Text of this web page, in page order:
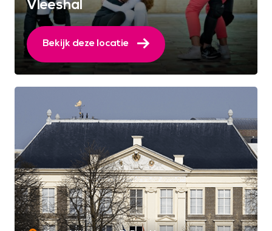
Vleeshal
Bekijk deze locatie